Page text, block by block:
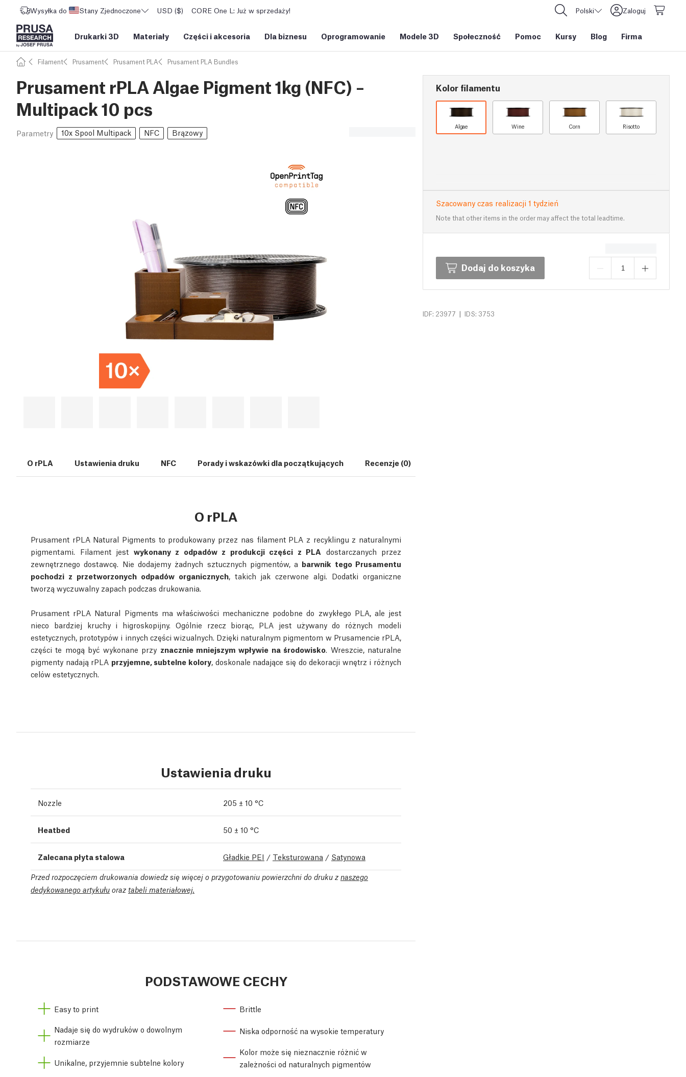
Wysyłka do Stany Zjednoczone USD ($) CORE One L: Już w sprzedaży! Polski Zaloguj
Drukarki 3D Materiały Części i akcesoria Dla biznesu Oprogramowanie Modele 3D Społeczność Pomoc Kursy Blog Firma
Filament Prusament Prusament PLA Prusament PLA Bundles
Prusament rPLA Algae Pigment 1kg (NFC) –
Multipack 10 pcs
Parametry 10x Spool Multipack NFC Brązowy
Kolor filamentu
Algae Wine Corn Risotto
Szacowany czas realizacji 1 tydzień
Note that other items in the order may affect the total leadtime.
Dodaj do koszyka
IDF: 23977 | IDS: 3753
O rPLA Ustawienia druku NFC Porady i wskazówki dla początkujących Recenzje (0)
O rPLA
Prusament rPLA Natural Pigments to produkowany przez nas filament PLA z recyklingu z naturalnymi
pigmentami. Filament jest wykonany z odpadów z produkcji części z PLA dostarczanych przez
zewnętrznego dostawcę. Nie dodajemy żadnych sztucznych pigmentów, a barwnik tego Prusamentu
pochodzi z przetworzonych odpadów organicznych, takich jak czerwone algi. Dodatki organiczne
tworzą wyczuwalny zapach podczas drukowania.
Prusament rPLA Natural Pigments ma właściwości mechaniczne podobne do zwykłego PLA, ale jest
nieco bardziej kruchy i higroskopijny. Ogólnie rzecz biorąc, PLA jest używany do różnych modeli
estetycznych, prototypów i innych części wizualnych. Dzięki naturalnym pigmentom w Prusamencie rPLA,
części te mogą być wykonane przy znacznie mniejszym wpływie na środowisko. Wreszcie, naturalne
pigmenty nadają rPLA przyjemne, subtelne kolory, doskonale nadające się do dekoracji wnętrz i różnych
celów estetycznych.
Ustawienia druku
Nozzle 205 ± 10 °C
Heatbed 50 ± 10 °C
Zalecana płyta stalowa Gładkie PEI / Teksturowana / Satynowa
Przed rozpoczęciem drukowania dowiedz się więcej o przygotowaniu powierzchni do druku z naszego
dedykowanego artykułu oraz tabeli materiałowej.
PODSTAWOWE CECHY
Easy to print
Nadaje się do wydruków o dowolnym
rozmiarze
Unikalne, przyjemnie subtelne kolory
Brittle
Niska odporność na wysokie temperatury
Kolor może się nieznacznie różnić w
zależności od naturalnych pigmentów